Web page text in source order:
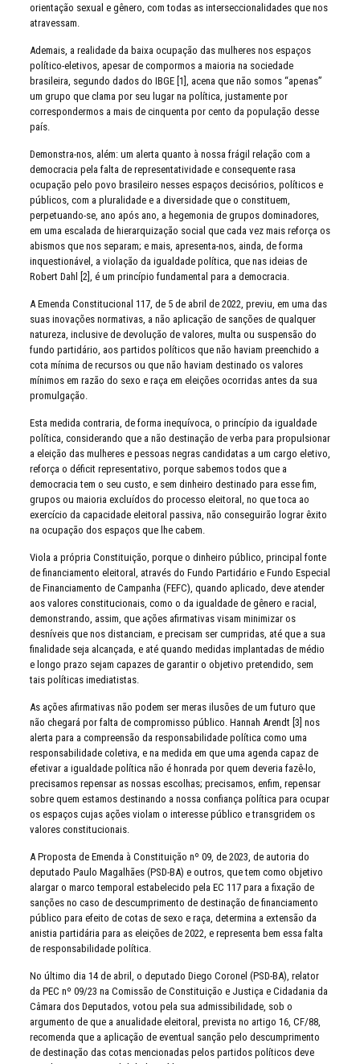
orientação sexual e gênero, com todas as interseccionalidades que nos
atravessam.
Ademais, a realidade da baixa ocupação das mulheres nos espaços
político-eletivos, apesar de compormos a maioria na sociedade
brasileira, segundo dados do IBGE [1], acena que não somos “apenas”
um grupo que clama por seu lugar na política, justamente por
correspondermos a mais de cinquenta por cento da população desse
país.
Demonstra-nos, além: um alerta quanto à nossa frágil relação com a
democracia pela falta de representatividade e consequente rasa
ocupação pelo povo brasileiro nesses espaços decisórios, políticos e
públicos, com a pluralidade e a diversidade que o constituem,
perpetuando-se, ano após ano, a hegemonia de grupos dominadores,
em uma escalada de hierarquização social que cada vez mais reforça os
abismos que nos separam; e mais, apresenta-nos, ainda, de forma
inquestionável, a violação da igualdade política, que nas ideias de
Robert Dahl [2], é um princípio fundamental para a democracia.
A Emenda Constitucional 117, de 5 de abril de 2022, previu, em uma das
suas inovações normativas, a não aplicação de sanções de qualquer
natureza, inclusive de devolução de valores, multa ou suspensão do
fundo partidário, aos partidos políticos que não haviam preenchido a
cota mínima de recursos ou que não haviam destinado os valores
mínimos em razão do sexo e raça em eleições ocorridas antes da sua
promulgação.
Esta medida contraria, de forma inequívoca, o princípio da igualdade
política, considerando que a não destinação de verba para propulsionar
a eleição das mulheres e pessoas negras candidatas a um cargo eletivo,
reforça o déficit representativo, porque sabemos todos que a
democracia tem o seu custo, e sem dinheiro destinado para esse fim,
grupos ou maioria excluídos do processo eleitoral, no que toca ao
exercício da capacidade eleitoral passiva, não conseguirão lograr êxito
na ocupação dos espaços que lhe cabem.
Viola a própria Constituição, porque o dinheiro público, principal fonte
de financiamento eleitoral, através do Fundo Partidário e Fundo Especial
de Financiamento de Campanha (FEFC), quando aplicado, deve atender
aos valores constitucionais, como o da igualdade de gênero e racial,
demonstrando, assim, que ações afirmativas visam minimizar os
desníveis que nos distanciam, e precisam ser cumpridas, até que a sua
finalidade seja alcançada, e até quando medidas implantadas de médio
e longo prazo sejam capazes de garantir o objetivo pretendido, sem
tais políticas imediatistas.
As ações afirmativas não podem ser meras ilusões de um futuro que
não chegará por falta de compromisso público. Hannah Arendt [3] nos
alerta para a compreensão da responsabilidade política como uma
responsabilidade coletiva, e na medida em que uma agenda capaz de
efetivar a igualdade política não é honrada por quem deveria fazê-lo,
precisamos repensar as nossas escolhas; precisamos, enfim, repensar
sobre quem estamos destinando a nossa confiança política para ocupar
os espaços cujas ações violam o interesse público e transgridem os
valores constitucionais.
A Proposta de Emenda à Constituição nº 09, de 2023, de autoria do
deputado Paulo Magalhães (PSD-BA) e outros, que tem como objetivo
alargar o marco temporal estabelecido pela EC 117 para a fixação de
sanções no caso de descumprimento de destinação de financiamento
público para efeito de cotas de sexo e raça, determina a extensão da
anistia partidária para as eleições de 2022, e representa bem essa falta
de responsabilidade política.
No último dia 14 de abril, o deputado Diego Coronel (PSD-BA), relator
da PEC nº 09/23 na Comissão de Constituição e Justiça e Cidadania da
Câmara dos Deputados, votou pela sua admissibilidade, sob o
argumento de que a anualidade eleitoral, prevista no artigo 16, CF/88,
recomenda que a aplicação de eventual sanção pelo descumprimento
de destinação das cotas mencionadas pelos partidos políticos deve